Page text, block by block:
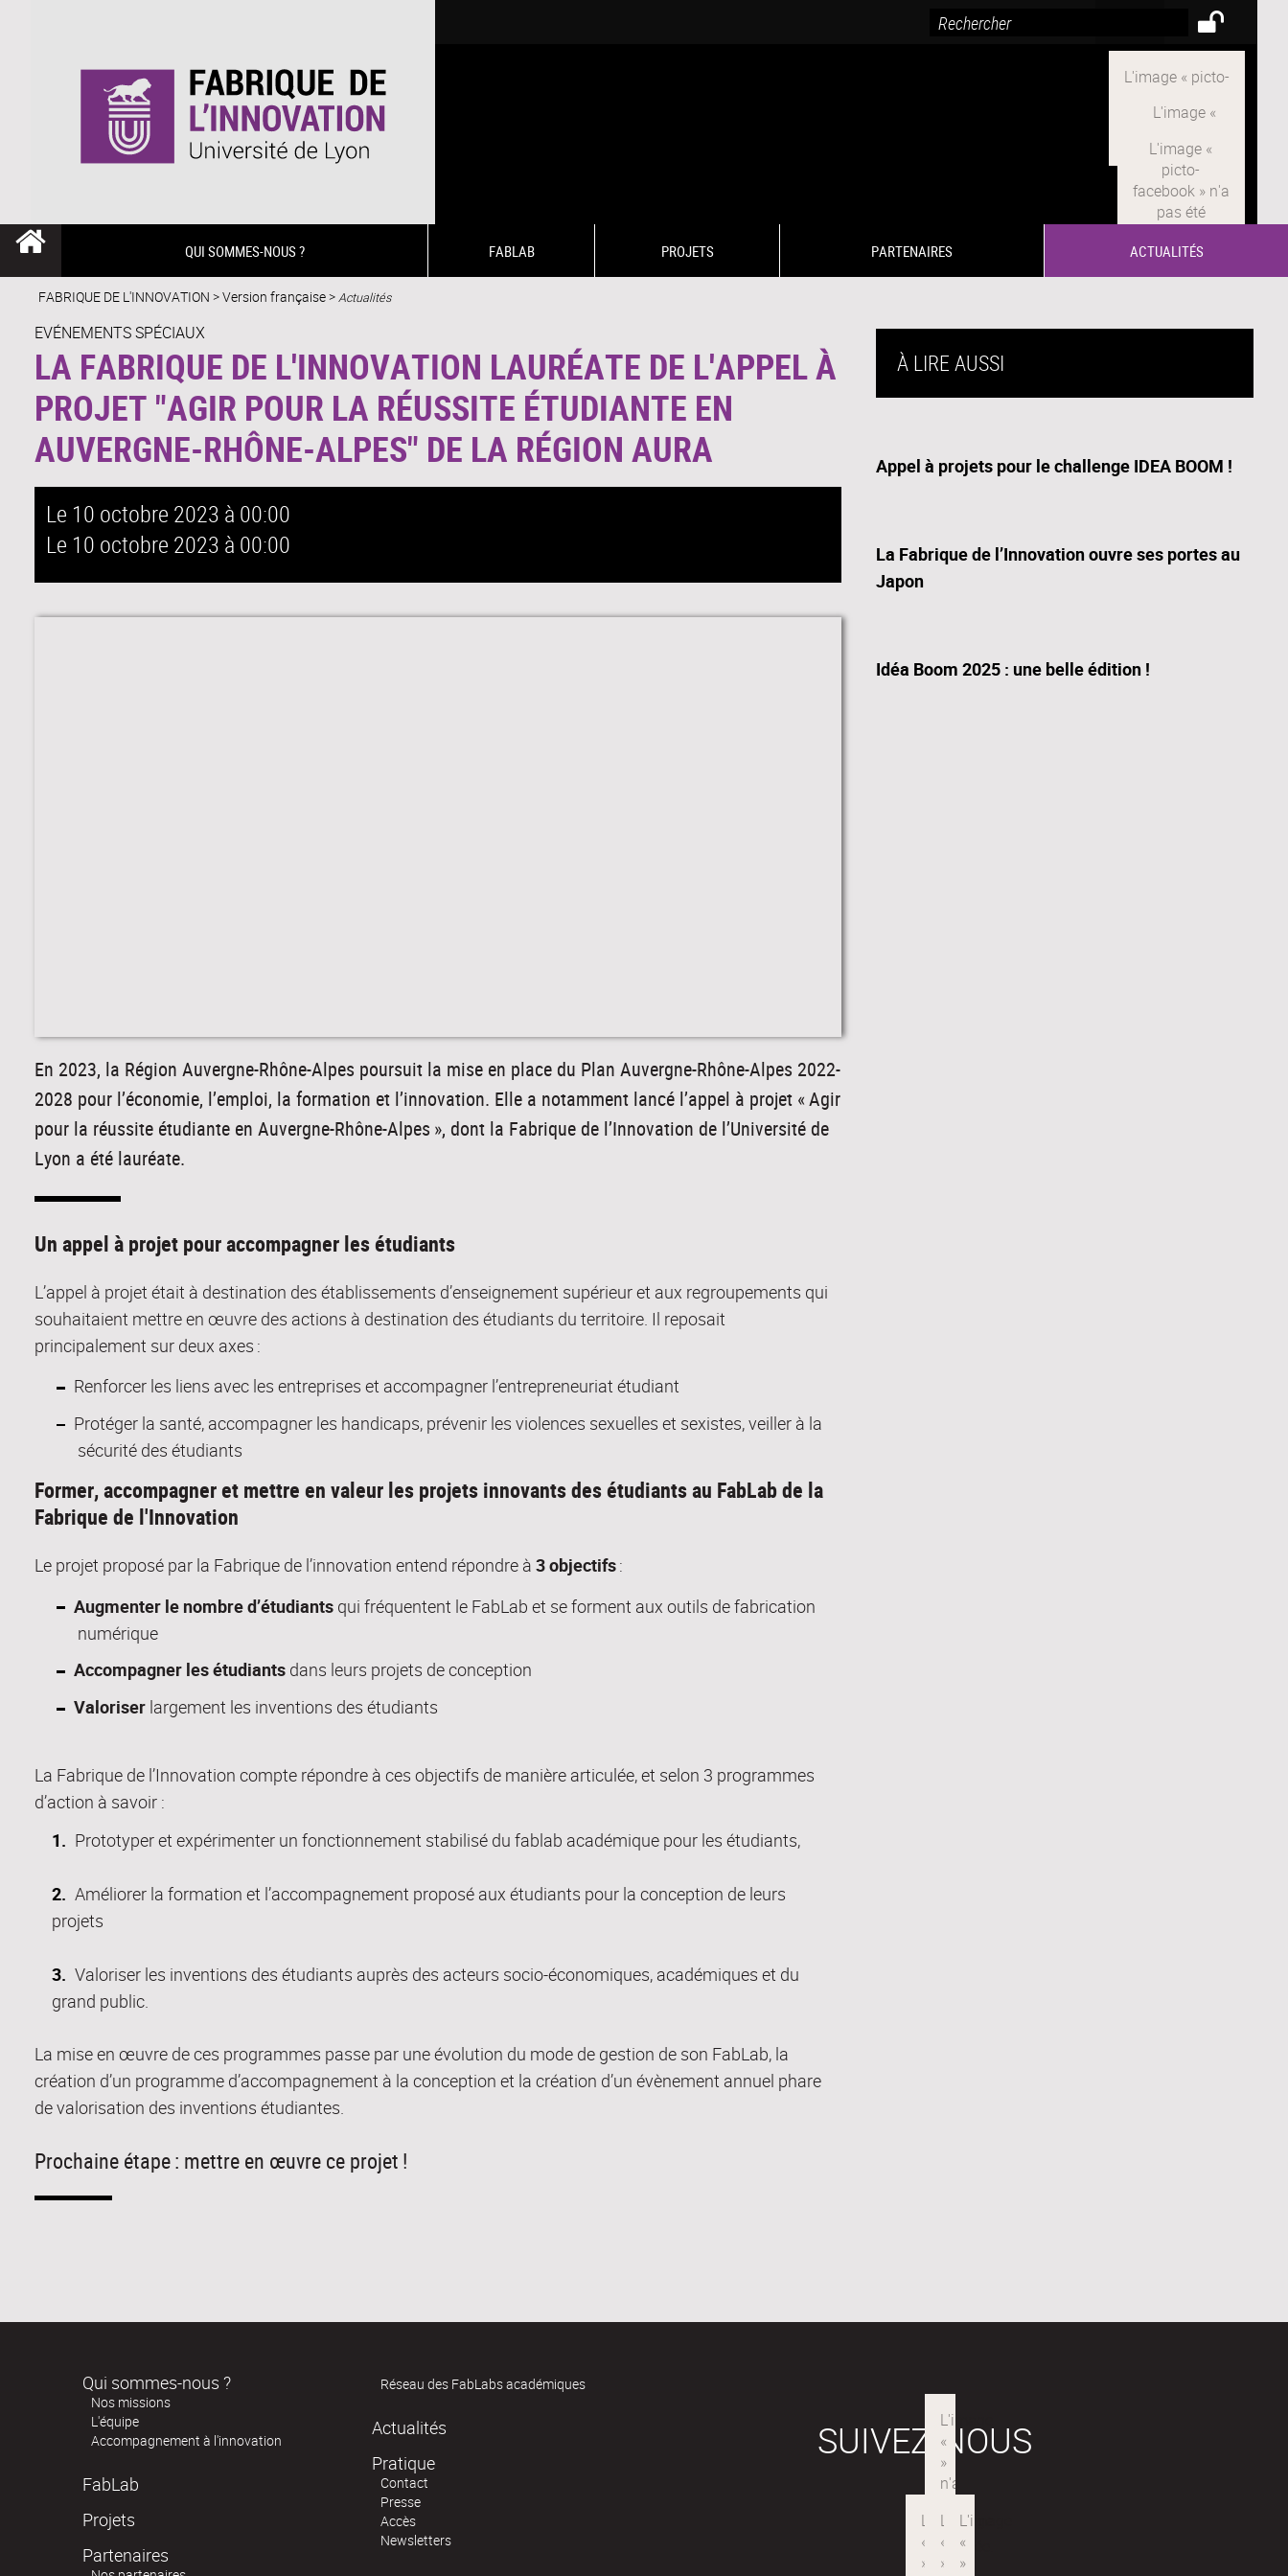
QUI SOMMES-NOUS ? FABLAB PROJETS PARTENAIRES ACTUALITÉS
FABRIQUE DE L'INNOVATION >Version française>Actualités
EVÉNEMENTS SPÉCIAUX
LA FABRIQUE DE L'INNOVATION LAURÉATE DE L'APPEL À
PROJET "AGIR POUR LA RÉUSSITE ÉTUDIANTE EN
AUVERGNE-RHÔNE-ALPES" DE LA RÉGION AURA
Le 10 octobre 2023 à 00:00
Le 10 octobre 2023 à 00:00
En 2023, la Région Auvergne-Rhône-Alpes poursuit la mise en place du Plan Auvergne-Rhône-Alpes 2022-
2028 pour l’économie, l’emploi, la formation et l’innovation. Elle a notamment lancé l’appel à projet « Agir
pour la réussite étudiante en Auvergne-Rhône-Alpes », dont la Fabrique de l’Innovation de l’Université de
Lyon a été lauréate.
Un appel à projet pour accompagner les étudiants
L’appel à projet était à destination des établissements d’enseignement supérieur et aux regroupements qui
souhaitaient mettre en œuvre des actions à destination des étudiants du territoire. Il reposait
principalement sur deux axes :
Renforcer les liens avec les entreprises et accompagner l’entrepreneuriat étudiant
Protéger la santé, accompagner les handicaps, prévenir les violences sexuelles et sexistes, veiller à la
sécurité des étudiants
Former, accompagner et mettre en valeur les projets innovants des étudiants au FabLab de la
Fabrique de l'Innovation
Le projet proposé par la Fabrique de l’innovation entend répondre à 3 objectifs:
Augmenter le nombre d’étudiantsqui fréquentent le FabLab et se forment aux outils de fabrication
numérique
Accompagner les étudiantsdans leurs projets de conception
Valoriserlargement les inventions des étudiants
La Fabrique de l’Innovation compte répondre à ces objectifs de manière articulée,et selon 3 programmes
d’action à savoir :
Prototyperet expérimenter un fonctionnement stabilisé du fablab académique pour les étudiants,
Améliorer la formation et l’accompagnement proposé aux étudiants pour la conception de leurs
projets
Valoriser les inventions des étudiants auprès des acteurs socio-économiques, académiques et du
grand public.
La mise en œuvre de ces programmes passe par une évolution du mode de gestion de son FabLab, la
création d’un programme d’accompagnement à la conception et la création d’un évènement annuel phare
de valorisation des inventions étudiantes.
Prochaine étape : mettre en œuvre ce projet !
À LIRE AUSSI
Appel à projets pour le challenge IDEA BOOM !
La Fabrique de l’Innovation ouvre ses portes au
Japon
Idéa Boom 2025 : une belle édition !
Qui sommes-nous ?
Nos missions
L'équipe
Accompagnement à l'innovation
FabLab
Projets
Partenaires
Réseau des FabLabs académiques
Actualités
Pratique
Contact
Presse
Accès
Newsletters
SUIVEZ-NOUS